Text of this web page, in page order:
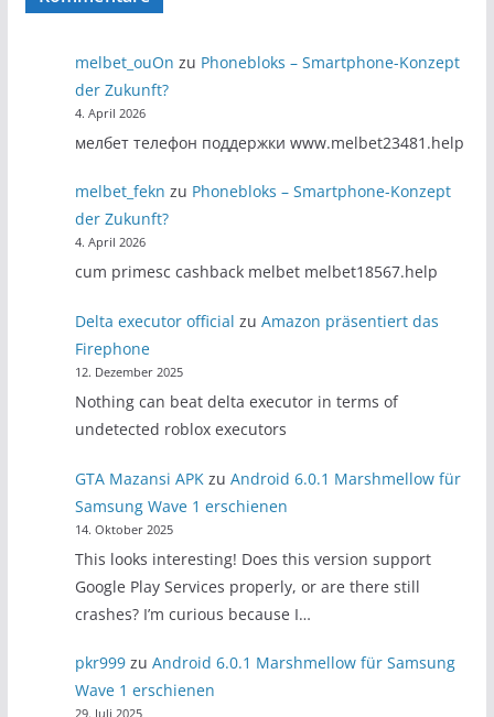
melbet_ouOn zu Phonebloks – Smartphone-Konzept
der Zukunft?
4. April 2026
мелбет телефон поддержки www.melbet23481.help
melbet_fekn zu Phonebloks – Smartphone-Konzept
der Zukunft?
4. April 2026
cum primesc cashback melbet melbet18567.help
Delta executor official zuAmazon präsentiert das
Firephone
12. Dezember 2025
Nothing can beat delta executor in terms of
undetected roblox executors
GTA Mazansi APK zuAndroid 6.0.1 Marshmellow für
Samsung Wave 1 erschienen
14. Oktober 2025
This looks interesting! Does this version support
Google Play Services properly, or are there still
crashes? I’m curious because I…
pkr999 zuAndroid 6.0.1 Marshmellow für Samsung
Wave 1 erschienen